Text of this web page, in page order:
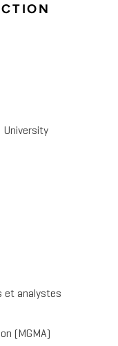
University
et analystes
(MGMA)